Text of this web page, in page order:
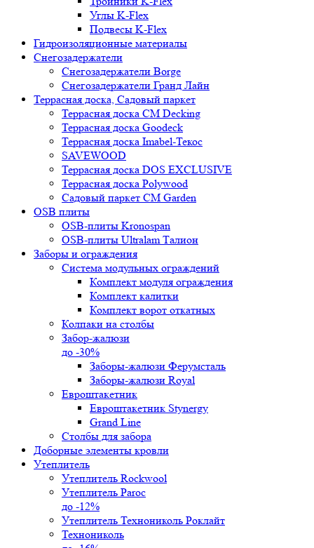
Углы K-Flex
Подвесы K-Flex
Гидроизоляционные материалы
Снегозадержатели
Снегозадержатели Borge
Снегозадержатели Гранд Лайн
Террасная доска, Садовый паркет
Террасная доска CM Decking
Террасная доска Goodeck
Террасная доска Imabel-Текос
SAVEWOOD
Террасная доска DOS EXCLUSIVE
Террасная доска Polywood
Садовый паркет CM Garden
OSB плиты
OSB-плиты Kronospan
OSB-плиты Ultralam Талион
Заборы и ограждения
Система модульных ограждений
Комплект модуля ограждения
Комплект калитки
Комплект ворот откатных
Колпаки на столбы
Забор-жалюзи
до -30%
Заборы-жалюзи Ферумсталь
Заборы-жалюзи Royal
Евроштакетник
Евроштакетник Stynergy
Grand Line
Столбы для забора
Доборные элементы кровли
Утеплитель
Утеплитель Rockwool
Утеплитель Paroc
до -12%
Утеплитель Технониколь Роклайт
Технониколь